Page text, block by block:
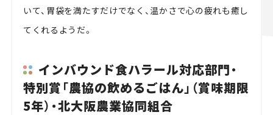
いて、胃袋を満たすだけでなく、温かさで心の疲れも癒し
てくれるようだ。
インバウンド食ハラール対応部門・
特別賞「農協の飲めるごはん」（賞味期限
5年）・北大阪農業協同組合